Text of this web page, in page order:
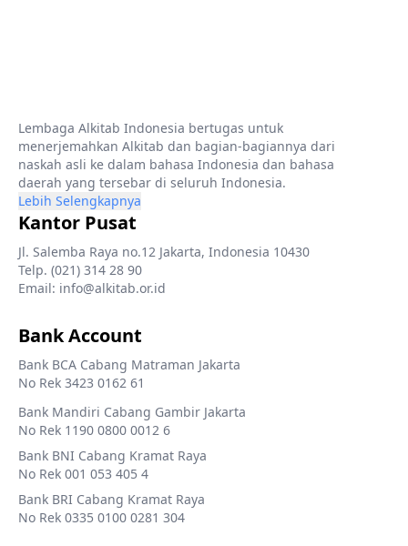
Lembaga Alkitab Indonesia bertugas untuk
menerjemahkan Alkitab dan bagian-bagiannya dari
naskah asli ke dalam bahasa Indonesia dan bahasa
daerah yang tersebar di seluruh Indonesia.
Lebih Selengkapnya
Kantor Pusat
Jl. Salemba Raya no.12 Jakarta, Indonesia 10430
Telp. (021) 314 28 90
Email: info@alkitab.or.id
Bank Account
Bank BCA Cabang Matraman Jakarta
No Rek 3423 0162 61
Bank Mandiri Cabang Gambir Jakarta
No Rek 1190 0800 0012 6
Bank BNI Cabang Kramat Raya
No Rek 001 053 405 4
Bank BRI Cabang Kramat Raya
No Rek 0335 0100 0281 304